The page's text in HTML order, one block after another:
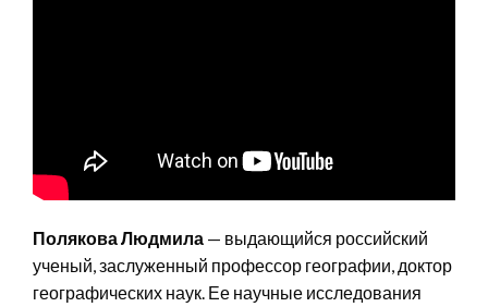
Полякова Людмила — выдающийся российский
ученый, заслуженный профессор географии, доктор
географических наук. Ее научные исследования